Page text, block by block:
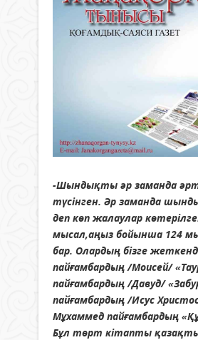
-Шындықты әр заманда
түсінген. Әр заманда
деп көп жалаулар
мысал,аңыз бойынша 124
бар. Олардың бізге
пайғамбардың /Моисей/
пайғамбардың /Давуд/
пайғамбардың /Исус
Мұхаммед пайғамбардың
Бұл төрт кітапты